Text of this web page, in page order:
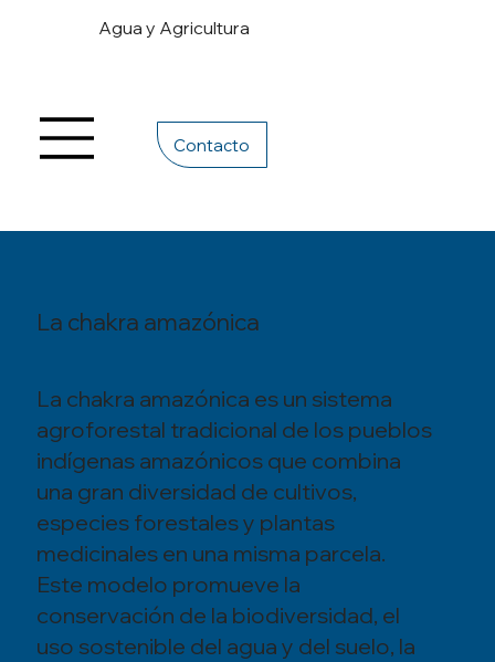
Agua y Agricultura
Contacto
La chakra amazónica
La chakra amazónica es un sistema
agroforestal tradicional de los pueblos
indígenas amazónicos que combina
una gran diversidad de cultivos,
especies forestales y plantas
medicinales en una misma parcela.
Este modelo promueve la
conservación de la biodiversidad, el
uso sostenible del agua y del suelo, la